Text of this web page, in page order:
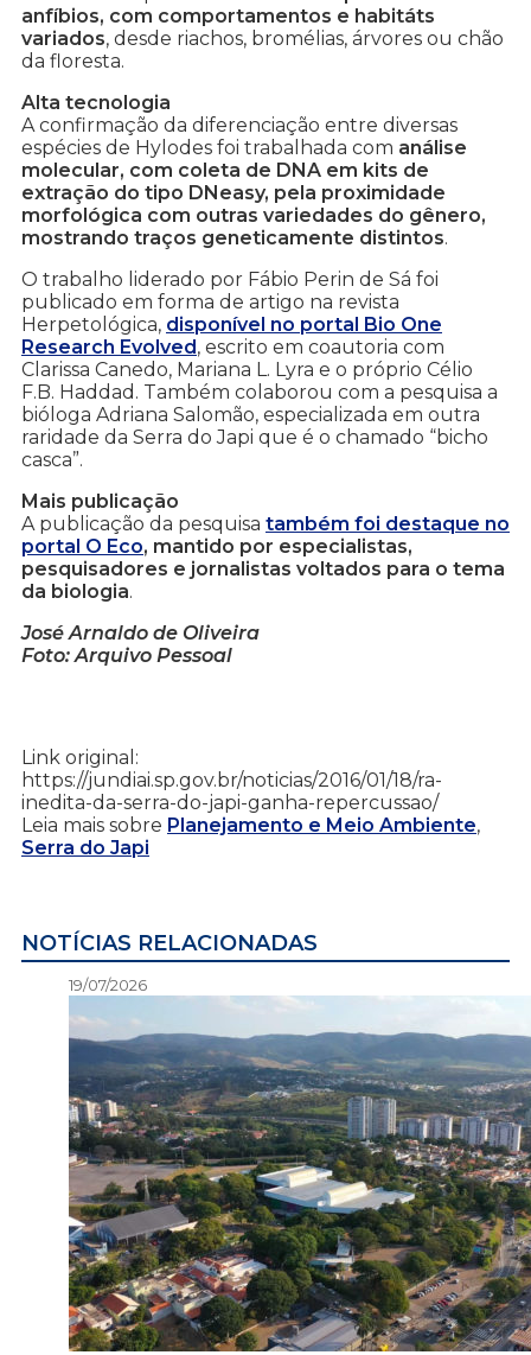
anfíbios, com comportamentos e habitáts
variados, desde riachos, bromélias, árvores ou chão
da floresta.
Alta tecnologia
A confirmação da diferenciação entre diversas
espécies de Hylodes foi trabalhada com análise
molecular, com coleta de DNA em kits de
extração do tipo DNeasy, pela proximidade
morfológica com outras variedades do gênero,
mostrando traços geneticamente distintos.
O trabalho liderado por Fábio Perin de Sá foi
publicado em forma de artigo na revista
Herpetológica, disponível no portal Bio One
Research Evolved, escrito em coautoria com
Clarissa Canedo, Mariana L. Lyra e o próprio Célio
F.B. Haddad. Também colaborou com a pesquisa a
bióloga Adriana Salomão, especializada em outra
raridade da Serra do Japi que é o chamado “bicho
casca”.
Mais publicação
A publicação da pesquisa também foi destaque no
portal O Eco, mantido por especialistas,
pesquisadores e jornalistas voltados para o tema
da biologia.
José Arnaldo de Oliveira
Foto: Arquivo Pessoal
Link original:
https://jundiai.sp.gov.br/noticias/2016/01/18/ra-
inedita-da-serra-do-japi-ganha-repercussao/
Leia mais sobre Planejamento e Meio Ambiente,
Serra do Japi
NOTÍCIAS RELACIONADAS
19/07/2026